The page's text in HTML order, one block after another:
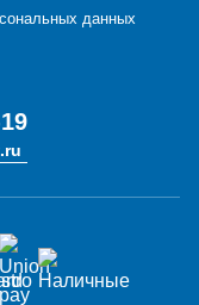
данных